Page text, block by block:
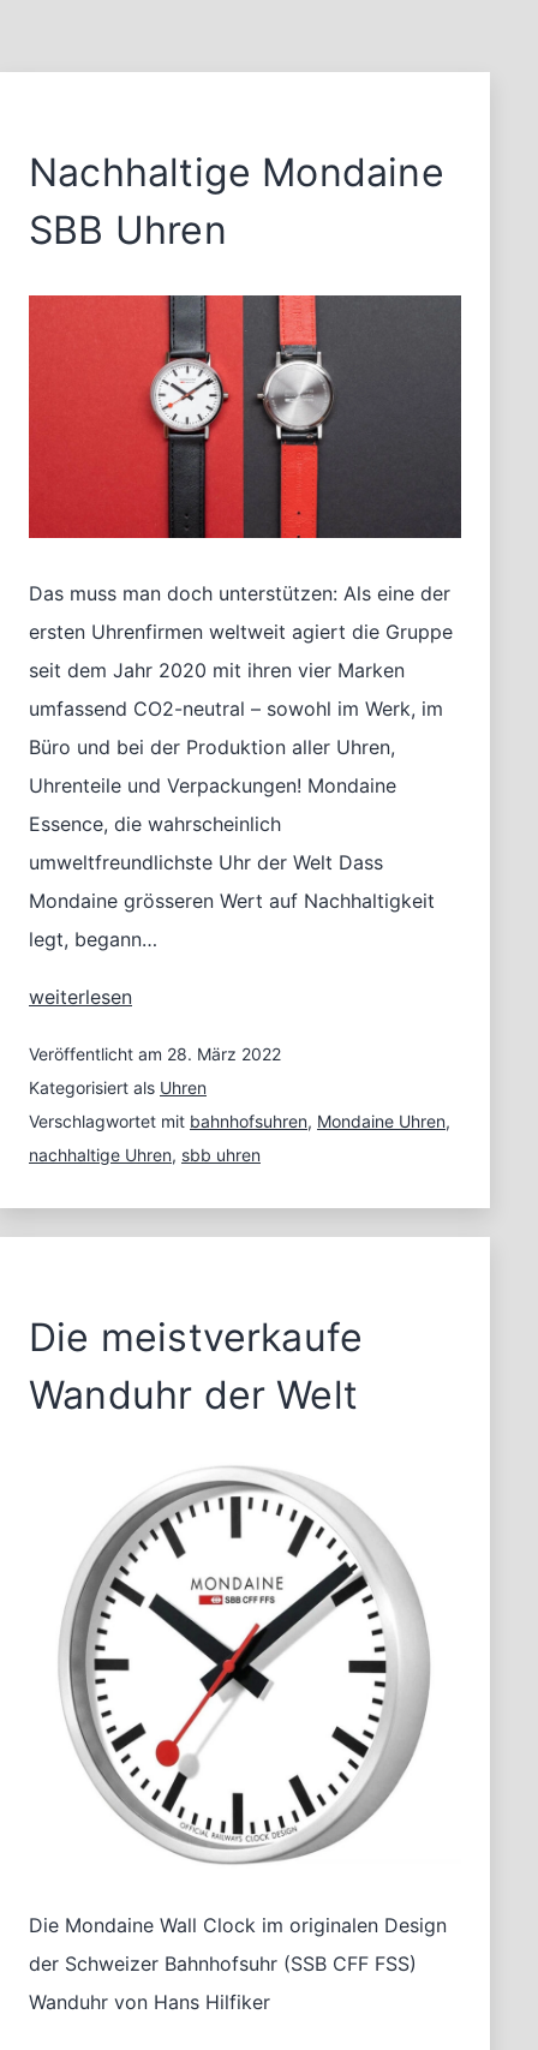
Nachhaltige Mondaine
SBB Uhren
Das muss man doch unterstützen: Als eine der
ersten Uhrenfirmen weltweit agiert die Gruppe
seit dem Jahr 2020 mit ihren vier Marken
umfassend CO2-neutral – sowohl im Werk, im
Büro und bei der Produktion aller Uhren,
Uhrenteile und Verpackungen! Mondaine
Essence, die wahrscheinlich
umweltfreundlichste Uhr der Welt Dass
Mondaine grösseren Wert auf Nachhaltigkeit
legt, begann…
Nachhaltige
SBB
Uhren
weiterlesen
Veröffentlicht am 28. März 2022
Kategorisiert als Uhren
Verschlagwortet mit bahnhofsuhren, Mondaine Uhren,
nachhaltige Uhren, sbb uhren
Die meistverkaufe
Wanduhr der Welt
Die Mondaine Wall Clock im originalen Design
der Schweizer Bahnhofsuhr (SSB CFF FSS)
Wanduhr von Hans Hilfiker